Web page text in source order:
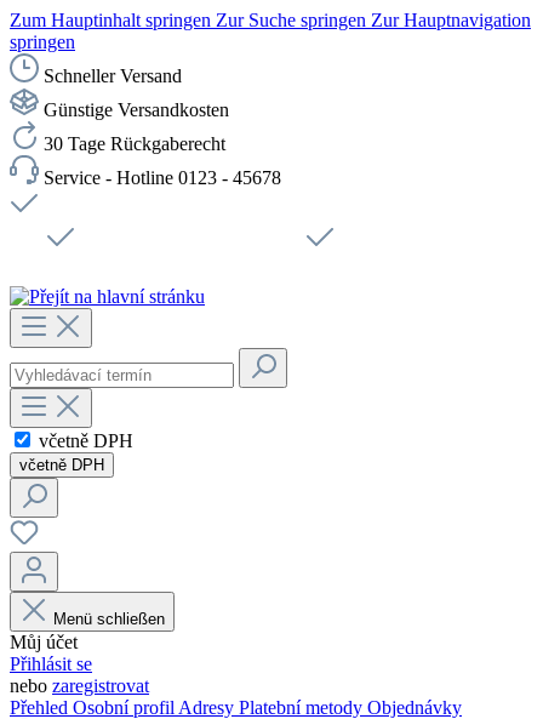
Zum Hauptinhalt springen Zur Suche springen Zur Hauptnavigation
springen
Schneller Versand
Günstige Versandkosten
30 Tage Rückgaberecht
Service - Hotline 0123 - 45678
včetně DPH
včetně DPH
Menü schließen
Můj účet
Přihlásit se
nebo zaregistrovat
Přehled Osobní profil Adresy Platební metody Objednávky